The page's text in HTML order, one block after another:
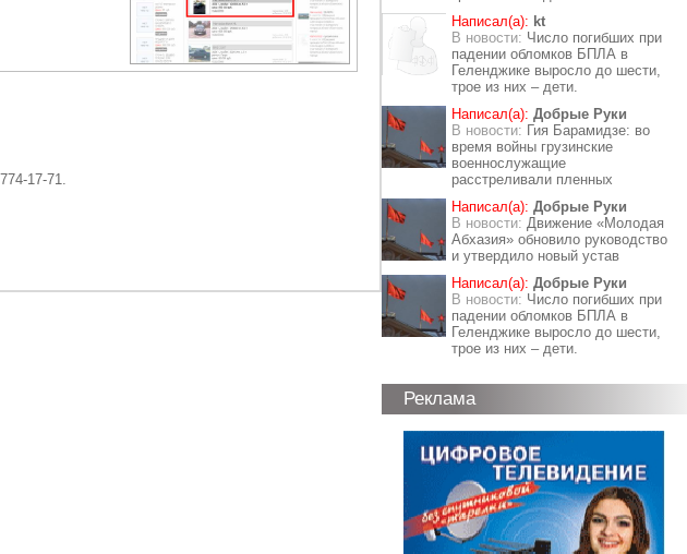
17-71.
Написал(а): kt
В новости: Число погибших при
падении обломков БПЛА в
Геленджике выросло до шести,
трое из них – дети.
Написал(а): Добрые Руки
В новости: Гия Барамидзе: во
время войны грузинские
военнослужащие
расстреливали пленных
Написал(а): Добрые Руки
В новости: Движение «Молодая
Абхазия» обновило руководство
и утвердило новый устав
Написал(а): Добрые Руки
В новости: Число погибших при
падении обломков БПЛА в
Геленджике выросло до шести,
трое из них – дети.
Реклама